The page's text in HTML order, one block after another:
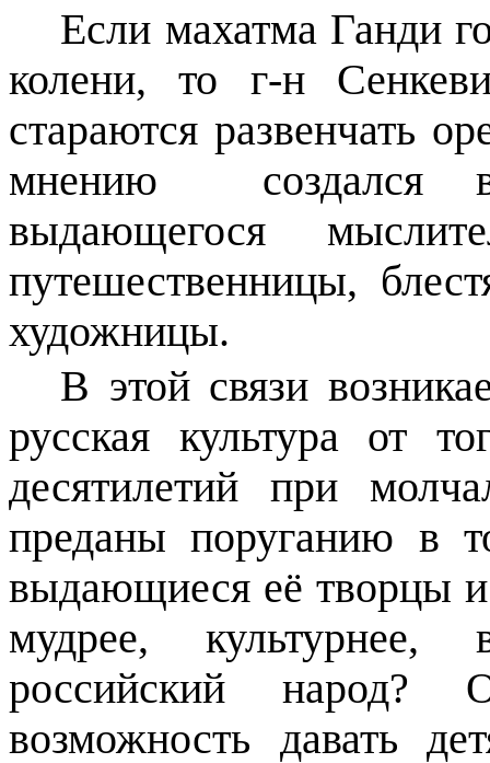
Если махатма Ганди
колени, то г-н
стараются развенчать
мнению
выдающегося
путешественницы,
художницы.
В этой связи
русская культура от
десятилетий при
преданы поруганию в
выдающиеся её творцы
мудрее, культурнее,
российский народ?
возможность давать